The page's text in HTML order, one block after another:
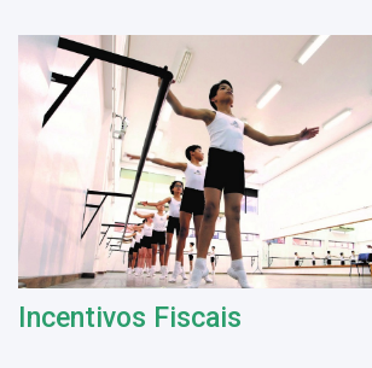
Incentivos Fiscais